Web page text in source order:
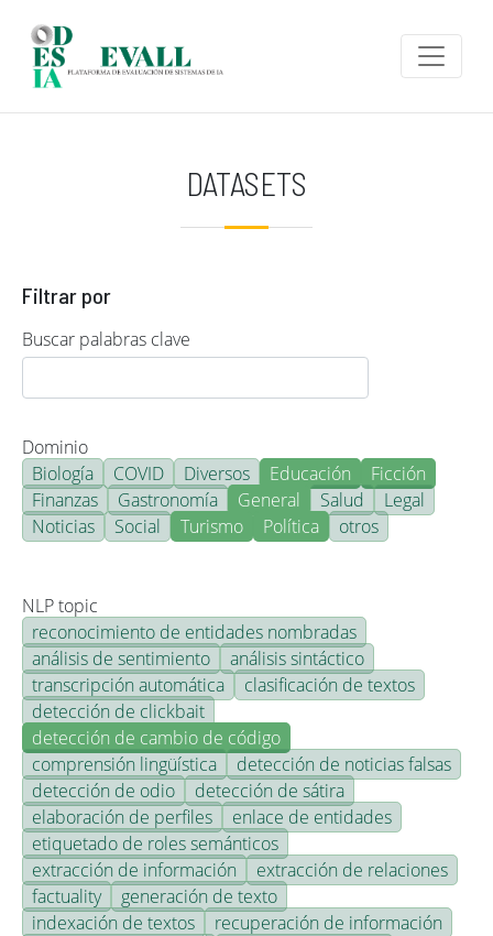
DATASETS
Filtrar por
Buscar palabras clave
Dominio
Biología
COVID Diversos Educación
Ficción
Finanzas
Gastronomía General Salud
Legal
Noticias
Social Turismo Política otros
NLP topic
reconocimiento de entidades nombradas
análisis de sentimiento
análisis sintáctico
transcripción automática
clasificación de textos
detección de clickbait
detección de cambio de código
comprensión lingüística
detección de noticias falsas
detección de odio
detección de sátira
elaboración de perfiles
enlace de entidades
etiquetado de roles semánticos
extracción de información
extracción de relaciones
factuality
generación de texto
indexación de textos
recuperación de información